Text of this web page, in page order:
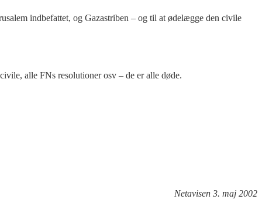
indbefattet, og Gazastriben – og til at ødelægge den civile
alle FNs resolutioner osv – de er alle døde.
Netavisen 3. maj 2002